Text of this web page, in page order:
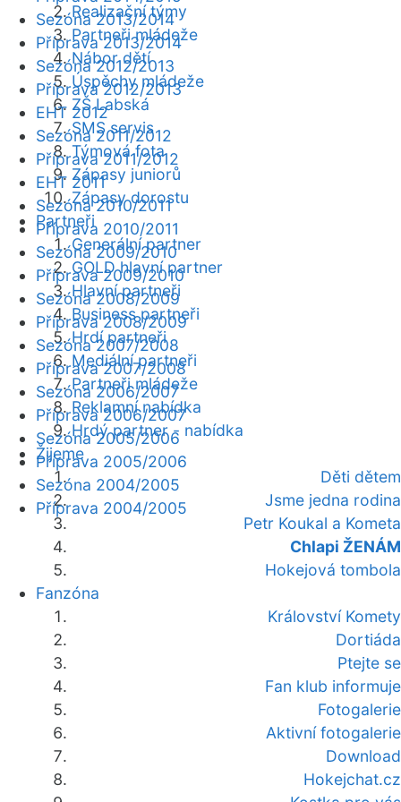
Realizační týmy
Partneři mládeže
Nábor dětí
Úspěchy mládeže
ZŠ Labská
SMS servis
Týmová fota
Zápasy juniorů
Zápasy dorostu
Partneři
Generální partner
GOLD hlavní partner
Hlavní partneři
Business partneři
Hrdí partneři
Mediální partneři
Partneři mládeže
Reklamní nabídka
Hrdý partner - nabídka
Žijeme
Děti dětem
Jsme jedna rodina
Petr Koukal a Kometa
Chlapi ŽENÁM
Hokejová tombola
Fanzóna
Království Komety
Dortiáda
Ptejte se
Fan klub informuje
Fotogalerie
Aktivní fotogalerie
Download
Hokejchat.cz
Sezóna 2013/2014
Příprava 2013/2014
Sezóna 2012/2013
Příprava 2012/2013
EHT 2012
Sezóna 2011/2012
Příprava 2011/2012
EHT 2011
Sezóna 2010/2011
Příprava 2010/2011
Sezóna 2009/2010
Příprava 2009/2010
Sezóna 2008/2009
Příprava 2008/2009
Sezóna 2007/2008
Příprava 2007/2008
Sezóna 2006/2007
Příprava 2006/2007
Sezóna 2005/2006
Příprava 2005/2006
Sezóna 2004/2005
Příprava 2004/2005